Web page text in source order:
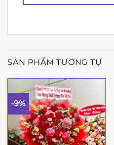
SẢN PHẨM TƯƠNG TỰ
-9%